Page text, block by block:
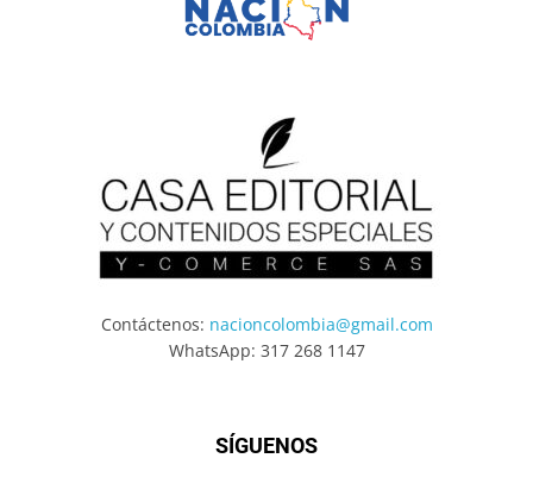
Contáctenos: nacioncolombia@gmail.com
WhatsApp: 317 268 1147
SÍGUENOS